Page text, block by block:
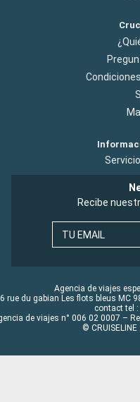
Recibe
TU EMAIL
Agencia de viajes
rue du gabian Les flots bleus MC
contact tel
de viajes n° 006 02 0007 –
©